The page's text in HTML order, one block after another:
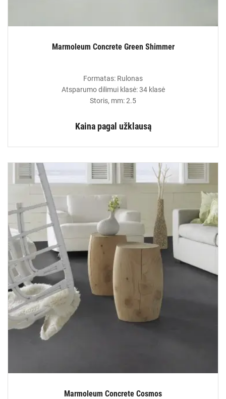
Marmoleum Concrete Green Shimmer
Formatas: Rulonas
Atsparumo dilimui klasė: 34 klasė
Storis, mm: 2.5
Kaina pagal užklausą
Marmoleum Concrete Cosmos